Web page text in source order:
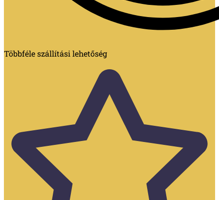
Többféle szállítási lehetőség